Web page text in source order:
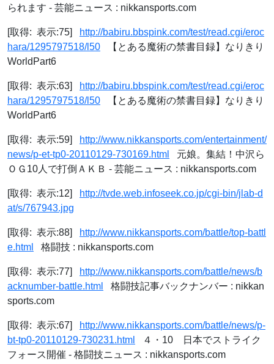
られます - 芸能ニュース : nikkansports.com
[取得: 表示:75]
http://babiru.bbspink.com/test/read.cgi/eroc
hara/1295797518/l50 【とある魔術の禁書目録】なりきり
WorldPart6
[取得: 表示:63]
http://babiru.bbspink.com/test/read.cgi/eroc
hara/1295797518/l50 【とある魔術の禁書目録】なりきり
WorldPart6
[取得: 表示:59]
http://www.nikkansports.com/entertainment/
news/p-et-tp0-20110129-730169.html
元娘。集結！中沢ら
ＯＧ10人で打倒ＡＫＢ - 芸能ニュース : nikkansports.com
[取得: 表示:12]
http://tvde.web.infoseek.co.jp/cgi-bin/jlab-d
at/s/767943.jpg
[取得: 表示:88]
http://www.nikkansports.com/battle/top-battl
e.html
格闘技 : nikkansports.com
[取得: 表示:77]
http://www.nikkansports.com/battle/news/b
acknumber-battle.html
格闘技記事バックナンバー : nikkan
sports.com
[取得: 表示:67]
http://www.nikkansports.com/battle/news/p-
bt-tp0-20110129-730231.html
４・10 日本でストライク
フォース開催 - 格闘技ニュース : nikkansports.com